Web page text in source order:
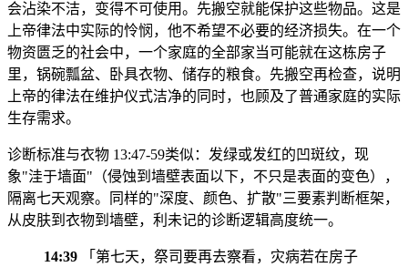
会沾染不洁，变得不可使用。先搬空就能保护这些物品。这是
上帝律法中实际的怜悯，他不希望不必要的经济损失。在一个
物资匮乏的社会中，一个家庭的全部家当可能就在这栋房子
里，锅碗瓢盆、卧具衣物、储存的粮食。先搬空再检查，说明
上帝的律法在维护仪式洁净的同时，也顾及了普通家庭的实际
生存需求。
诊断标准与衣物 13:47-59类似：发绿或发红的凹斑纹，现
象"洼于墙面"（侵蚀到墙壁表面以下，不只是表面的变色），
隔离七天观察。同样的"深度、颜色、扩散"三要素判断框架，
从皮肤到衣物到墙壁，利未记的诊断逻辑高度统一。
14:39 「第七天，祭司要再去察看，灾病若在房子